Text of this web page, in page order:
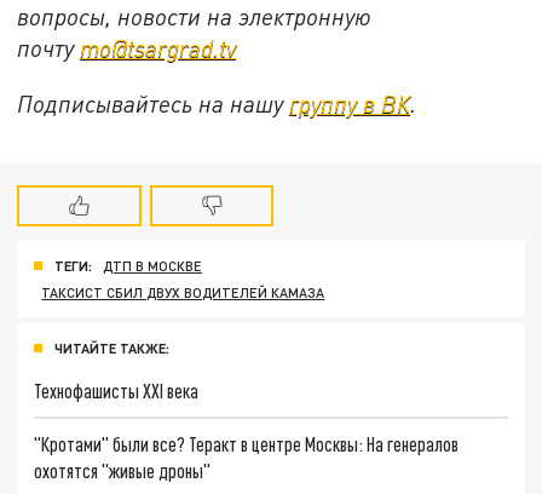
вопросы, новости на электронную
почту mo@tsargrad.tv
Подписывайтесь на нашу группу в ВК.
ТЕГИ:
ДТП В МОСКВЕ
ТАКСИСТ СБИЛ ДВУХ ВОДИТЕЛЕЙ КАМАЗА
ЧИТАЙТЕ ТАКЖЕ:
Технофашисты XXI века
"Кротами" были все? Теракт в центре Москвы: На генералов
охотятся "живые дроны"